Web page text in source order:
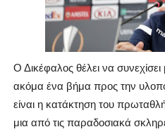
Ο Δικέφαλος θέλει να
ακόμα ένα βήμα προς την
είναι η κατάκτηση του
μια από τις παραδοσιακά